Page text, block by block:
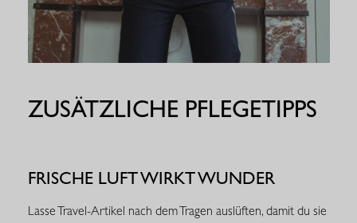
ZUSÄTZLICHE PFLEGETIPPS
FRISCHE LUFT WIRKT WUNDER
Lasse Travel-Artikel nach dem Tragen auslüften, damit du sie